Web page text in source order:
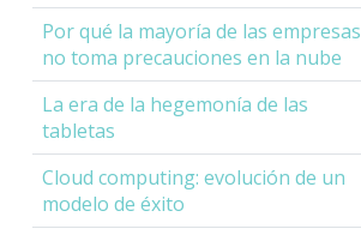
Por qué la mayoría de las empresas
no toma precauciones en la nube
La era de la hegemonía de las
tabletas
Cloud computing: evolución de un
modelo de éxito